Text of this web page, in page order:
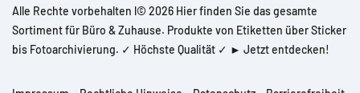
Alle Rechte vorbehalten l© 2026 Hier finden Sie das gesamte
Sortiment für Büro & Zuhause. Produkte von Etiketten über Sticker
bis Fotoarchivierung. ✓ Höchste Qualität ✓ ► Jetzt entdecken!